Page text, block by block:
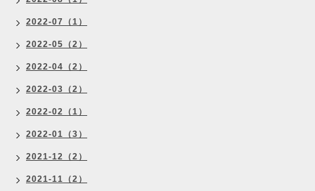
2022-07（1）
2022-05（2）
2022-04（2）
2022-03（2）
2022-02（1）
2022-01（3）
2021-12（2）
2021-11（2）